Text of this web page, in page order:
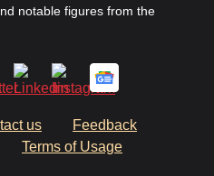
notable figures from the
us
Feedback
Terms of Usage